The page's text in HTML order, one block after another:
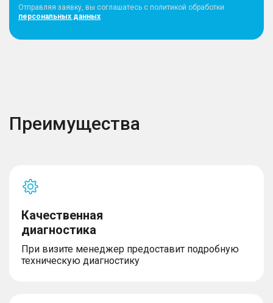
Отправляя заявку, вы соглашатесь с политикой обработки
персональных данных
Преимущества
Качественная
диагностика
При визите менеджер предоставит подробную
техническую диагностику